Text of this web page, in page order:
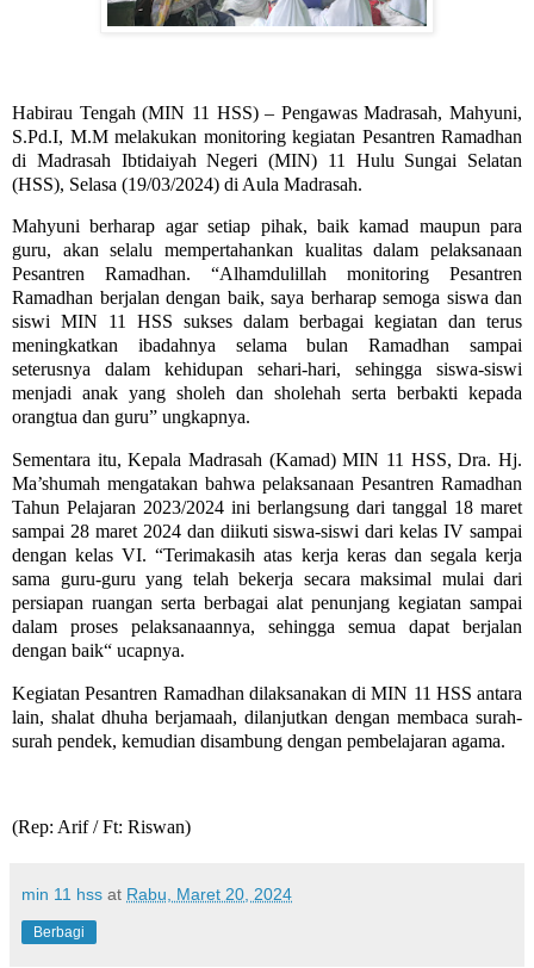
Habirau Tengah (MIN 11 HSS) – Pengawas Madrasah, Mahyuni,
S.Pd.I, M.M melakukan monitoring kegiatan Pesantren Ramadhan
di Madrasah Ibtidaiyah Negeri (MIN) 11 Hulu Sungai Selatan
(HSS), Selasa (19/03/2024) di Aula Madrasah.
Mahyuni berharap agar setiap pihak, baik kamad maupun para
guru, akan selalu mempertahankan kualitas dalam pelaksanaan
Pesantren Ramadhan. “Alhamdulillah monitoring Pesantren
Ramadhan berjalan dengan baik, saya berharap semoga siswa dan
siswi MIN 11 HSS sukses dalam berbagai kegiatan dan terus
meningkatkan ibadahnya selama bulan Ramadhan sampai
seterusnya dalam kehidupan sehari-hari, sehingga siswa-siswi
menjadi anak yang sholeh dan sholehah serta berbakti kepada
orangtua dan guru” ungkapnya.
Sementara itu, Kepala Madrasah (Kamad) MIN 11 HSS, Dra. Hj.
Ma’shumah mengatakan bahwa pelaksanaan Pesantren Ramadhan
Tahun Pelajaran 2023/2024 ini berlangsung dari tanggal 18 maret
sampai 28 maret 2024 dan diikuti siswa-siswi dari kelas IV sampai
dengan kelas VI. “Terimakasih atas kerja keras dan segala kerja
sama guru-guru yang telah bekerja secara maksimal mulai dari
persiapan ruangan serta berbagai alat penunjang kegiatan sampai
dalam proses pelaksanaannya, sehingga semua dapat berjalan
dengan baik“ ucapnya.
Kegiatan Pesantren Ramadhan dilaksanakan di MIN 11 HSS antara
lain, shalat dhuha berjamaah, dilanjutkan dengan membaca surah-
surah pendek, kemudian disambung dengan pembelajaran agama.
(Rep: Arif / Ft: Riswan)
min 11 hss at Rabu, Maret 20, 2024
Berbagi